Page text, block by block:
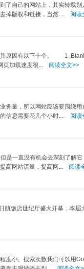
自己的网站上，其实转载别
掉版权和链接，当然....
阅读
原因有以下十个。 1
加载速度很...
阅读全文>>
量，所以网站应该要围绕用
信息需要花几个小时....
阅读
一直没有机会去深刻了解
高网站流量，提高网...
阅读
店世纪厅盛大开幕，本届
小。搜索次数我们可以用